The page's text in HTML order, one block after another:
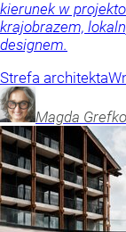
kierunek w
krajobrazem,
designem.
Strefa architekta
Magda